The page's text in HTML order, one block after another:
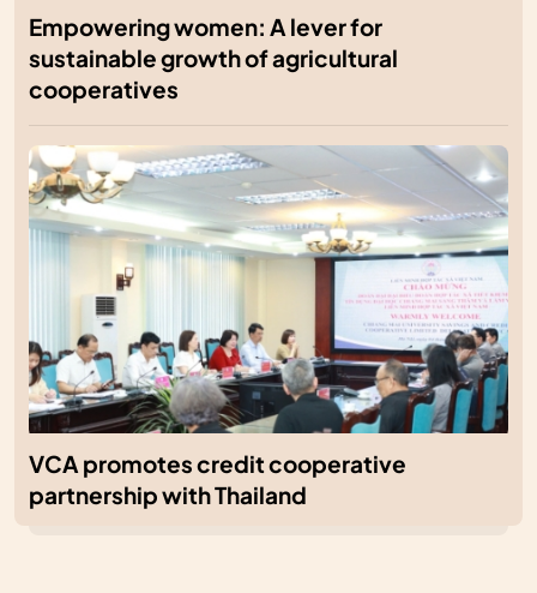
Empowering women: A lever for
sustainable growth of agricultural
cooperatives
VCA promotes credit cooperative
partnership with Thailand